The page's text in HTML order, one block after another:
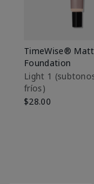
TimeWise®
Foundation
Light 1​
fríos)
$28.00